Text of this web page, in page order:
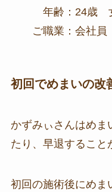
年齢：24歳
ご職業：会社員
初回でめまいの改
かずみぃさんはめま
たり、早退すること
初回の施術後にめま